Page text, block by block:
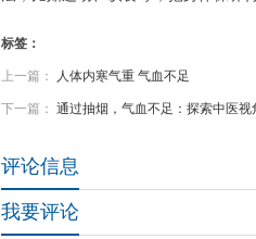
标签：
上一篇： 人体内寒气重 气血不足
下一篇： 通过抽烟，气血不足：探索中医视
评论信息
我要评论